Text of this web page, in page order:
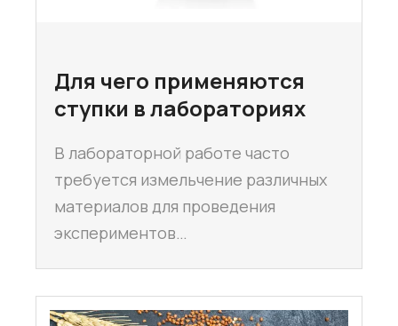
Для чего применяются
ступки в лабораториях
В лабораторной работе часто
требуется измельчение различных
материалов для проведения
экспериментов…